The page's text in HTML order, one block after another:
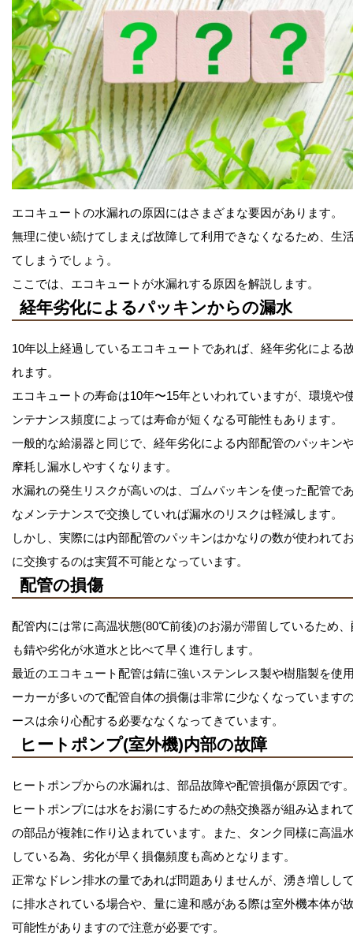
エコキュートの水漏れの原因にはさまざまな要因があります。
無理に使い続けてしまえば故障して利用できなくなるため、生
てしまうでしょう。
ここでは、エコキュートが水漏れする原因を解説します。
経年劣化によるパッキンからの漏水
10年以上経過しているエコキュートであれば、経年劣化による
れます。
エコキュートの寿命は10年〜15年といわれていますが、環境や
ンテナンス頻度によっては寿命が短くなる可能性もあります。
一般的な給湯器と同じで、経年劣化による内部配管のパッキン
摩耗し漏水しやすくなります。
水漏れの発生リスクが高いのは、ゴムパッキンを使った配管で
なメンテナンスで交換していれば漏水のリスクは軽減します。
しかし、実際には内部配管のパッキンはかなりの数が使われて
に交換するのは実質不可能となっています。
配管の損傷
配管内には常に高温状態(80℃前後)のお湯が滞留しているため
も錆や劣化が水道水と比べて早く進行します。
最近のエコキュート配管は錆に強いステンレス製や樹脂製を使
ーカーが多いので配管自体の損傷は非常に少なくなっています
ースは余り心配する必要ななくなってきています。
ヒートポンプ(室外機)内部の故障
ヒートポンプからの水漏れは、部品故障や配管損傷が原因です
ヒートポンプには水をお湯にするための熱交換器が組み込まれ
の部品が複雑に作り込まれています。また、タンク同様に高温
している為、劣化が早く損傷頻度も高めとなります。
正常なドレン排水の量であれば問題ありませんが、湧き増しし
に排水されている場合や、量に違和感がある際は室外機本体が
可能性がありますので注意が必要です。